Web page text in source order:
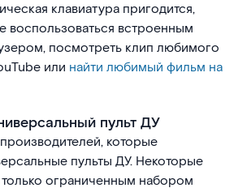
клавиатура пригодится,
воспользоваться встроенным
посмотреть клип любимого
или найти любимый фильм на
пульт ДУ
которые
пульты ДУ. Некоторые
только ограниченным набором